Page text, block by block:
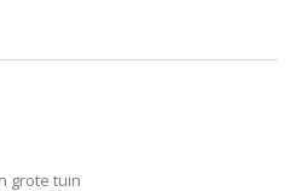
grote tuin